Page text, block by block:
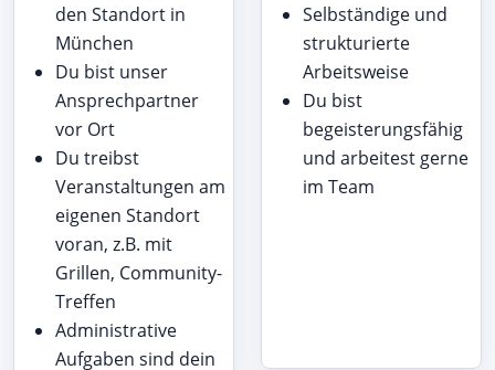
den Standort in
München
Du bist unser
Ansprechpartner
vor Ort
Du treibst
Veranstaltungen am
eigenen Standort
voran, z.B. mit
Grillen, Community-
Treffen
Administrative
Aufgaben sind dein
Selbständige und
strukturierte
Arbeitsweise
Du bist
begeisterungsfähig
und arbeitest gerne
im Team